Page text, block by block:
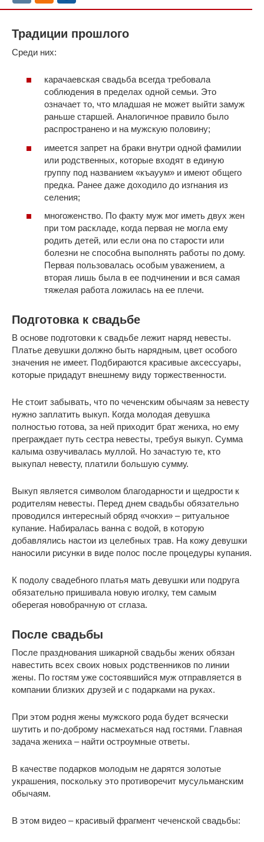
Традиции прошлого
Среди них:
карачаевская свадьба всегда требовала
соблюдения в пределах одной семьи. Это
означает то, что младшая не может выйти замуж
раньше старшей. Аналогичное правило было
распространено и на мужскую половину;
имеется запрет на браки внутри одной фамилии
или родственных, которые входят в единую
группу под названием «къауум» и имеют общего
предка. Ранее даже доходило до изгнания из
селения;
многоженство. По факту муж мог иметь двух жен
при том раскладе, когда первая не могла ему
родить детей, или если она по старости или
болезни не способна выполнять работы по дому.
Первая пользовалась особым уважением, а
вторая лишь была в ее подчинении и вся самая
тяжелая работа ложилась на ее плечи.
Подготовка к свадьбе
В основе подготовки к свадьбе лежит наряд невесты.
Платье девушки должно быть нарядным, цвет особого
значения не имеет. Подбираются красивые аксессуары,
которые придадут внешнему виду торжественности.
Не стоит забывать, что по чеченским обычаям за невесту
нужно заплатить выкуп. Когда молодая девушка
полностью готова, за ней приходит брат жениха, но ему
преграждает путь сестра невесты, требуя выкуп. Сумма
калыма озвучивалась муллой. Но зачастую те, кто
выкупал невесту, платили большую сумму.
Выкуп является символом благодарности и щедрости к
родителям невесты. Перед днем свадьбы обязательно
проводился интересный обряд «чокхи» – ритуальное
купание. Набиралась ванна с водой, в которую
добавлялись настои из целебных трав. На кожу девушки
наносили рисунки в виде полос после процедуры купания.
К подолу свадебного платья мать девушки или подруга
обязательно пришивала новую иголку, тем самым
оберегая новобрачную от сглаза.
После свадьбы
После празднования шикарной свадьбы жених обязан
навестить всех своих новых родственников по линии
жены. По гостям уже состоявшийся муж отправляется в
компании близких друзей и с подарками на руках.
При этом родня жены мужского рода будет всячески
шутить и по-доброму насмехаться над гостями. Главная
задача жениха – найти остроумные ответы.
В качестве подарков молодым не дарятся золотые
украшения, поскольку это противоречит мусульманским
обычаям.
В этом видео – красивый фрагмент чеченской свадьбы: